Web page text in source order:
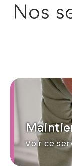
Nos
Voir ce